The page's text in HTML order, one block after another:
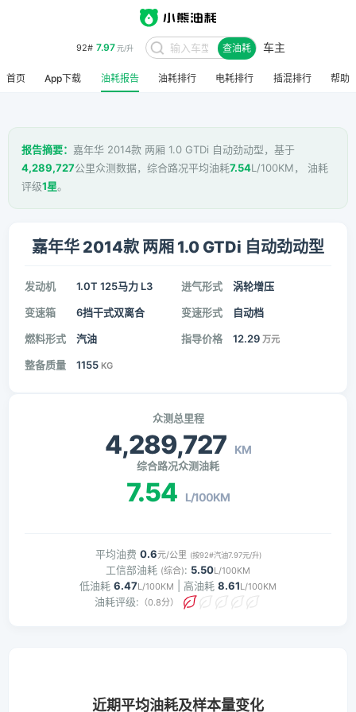
查油耗 车主
首页 App下载 油耗报告 油耗排行 电耗排行 插混排行 帮助
报告摘要： 嘉年华 2014款 两厢 1.0 GTDi 自动劲动型，基于
4,289,727公里众测数据，综合路况平均油耗7.54L/100KM， 油耗
评级1星。
嘉年华 2014款 两厢 1.0 GTDi 自动劲动型
发动机 1.0T 125马力 L3 进气形式 涡轮增压
变速箱 6挡干式双离合 变速形式 自动档
燃料形式 汽油 指导价格 12.29 万元
整备质量 1155 KG
众测总里程
4,289,727 KM
综合路况众测油耗
7.54 L/100KM
平均油费 0.6元/公里 (按92#汽油7.97元/升)
工信部油耗 (综合): 5.50L/100KM
低油耗 6.47L/100KM | 高油耗 8.61L/100KM
油耗评级: （0.8分）